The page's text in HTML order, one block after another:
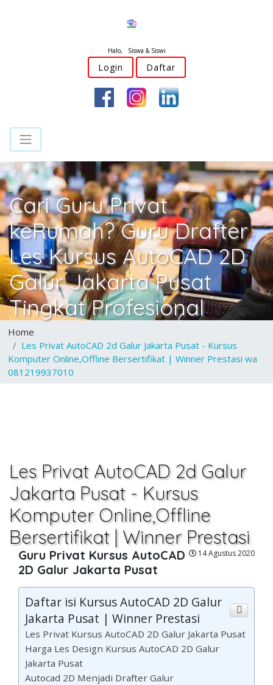
Halo, Siswa & Siswi
Login Daftar
Cari Guru Privat
keRumah? Guru Drafter
Les Kursus AutoCAD 2D
Galur Jakarta Pusat
Tingkat Profesional
Home
Les Privat AutoCAD 2d Galur Jakarta Pusat - Kursus
Komputer Online,Offline Bersertifikat | Winner Prestasi wa
081219937010
Les Privat AutoCAD 2d Galur
Jakarta Pusat - Kursus
Komputer Online,Offline
Bersertifikat | Winner Prestasi
14 Agustus 2020
Guru Privat Kursus AutoCAD
2D Galur Jakarta Pusat
Daftar isi Kursus AutoCAD 2D Galur
Jakarta Pusat | Winner Prestasi
Les Privat Kursus AutoCAD 2D Galur Jakarta Pusat
Harga Les Design Kursus AutoCAD 2D Galur
Jakarta Pusat
Autocad 2D Menjadi Drafter Galur